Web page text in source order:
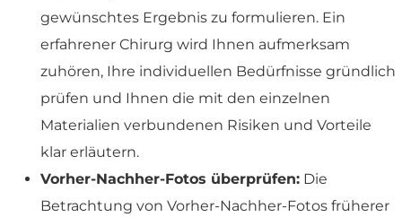
gewünschtes Ergebnis zu formulieren. Ein
erfahrener Chirurg wird Ihnen aufmerksam
zuhören, Ihre individuellen Bedürfnisse gründlich
prüfen und Ihnen die mit den einzelnen
Materialien verbundenen Risiken und Vorteile
klar erläutern.
Vorher-Nachher-Fotos überprüfen: Die
Betrachtung von Vorher-Nachher-Fotos früherer